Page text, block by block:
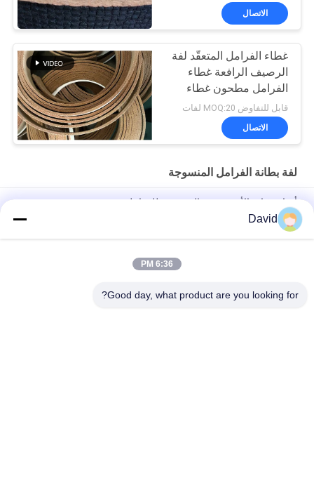
الاتصال
غطاء الفرامل المتعقّد لفة
الرصيف الرافعة غطاء
الفرامل مطحون غطاء
الفرامل المنسوج
قابل للتفاوض MOQ:20 لفات
الاتصال
لفة بطانة الفرامل المنسوجة
أدوات غياب الأسبستوس المنسوجة للفرامل
أزيبست خالي من النسيج لفائف الفرامل لشركة صناعة السكر الجرار
الرافعة الرافعة المصعد
ملفات غطاء الفرامل المنسوجة المرنة المرنة لجهاز حفر النفط
David
6:36 PM
Good day, what product are you looking for?